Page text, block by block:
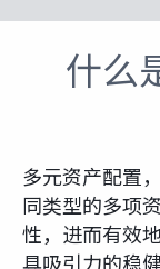
多元化和包容性
下载中心
什么
多元资产配置
同类型的多项
性，进而有效